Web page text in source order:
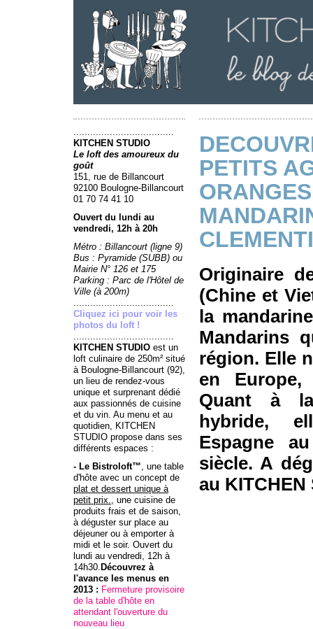
....................................
KITCHEN STUDIO
Le loft des amoureux du
goût
151, rue de Billancourt
92100 Boulogne-Billancourt
01 70 74 41 10
Ouvert du lundi au
vendredi, 12h à 20h
Métro : Billancourt (ligne 9)
Bus : Pyramide (SUBB) ou
Mairie N° 126 et 175
Parking : Parc de l'Hôtel de
Ville (à 200m)
....................................
Cliquez ici pour voir les
photos du loft !
....................................
KITCHEN STUDIO est un
loft culinaire de 250m² situé
à Boulogne-Billancourt (92),
un lieu de rendez-vous
unique et surprenant dédié
aux passionnés de cuisine
et du vin. Au menu et au
quotidien, KITCHEN
STUDIO propose dans ses
différents espaces :
- Le Bistroloft™, une table
d'hôte avec un concept de
plat et dessert unique à
petit prix., une cuisine de
produits frais et de saison,
à déguster sur place au
déjeuner ou à emporter à
midi et le soir. Ouvert du
lundi au vendredi, 12h à
14h30. Découvrez à
l'avance les menus en
2013 : Fermeture provisoire
de la table d'hôte en
attendant l'ouverture du
nouveau lieu
PETITS
Originaire
(Chine et
la
Mandarins
région. Elle
en Europe,
Quant à
hybride,
Espagne
siècle. A
au KITCHEN